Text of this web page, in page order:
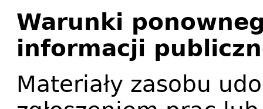
Warunki
informacji
Materiały zasobu